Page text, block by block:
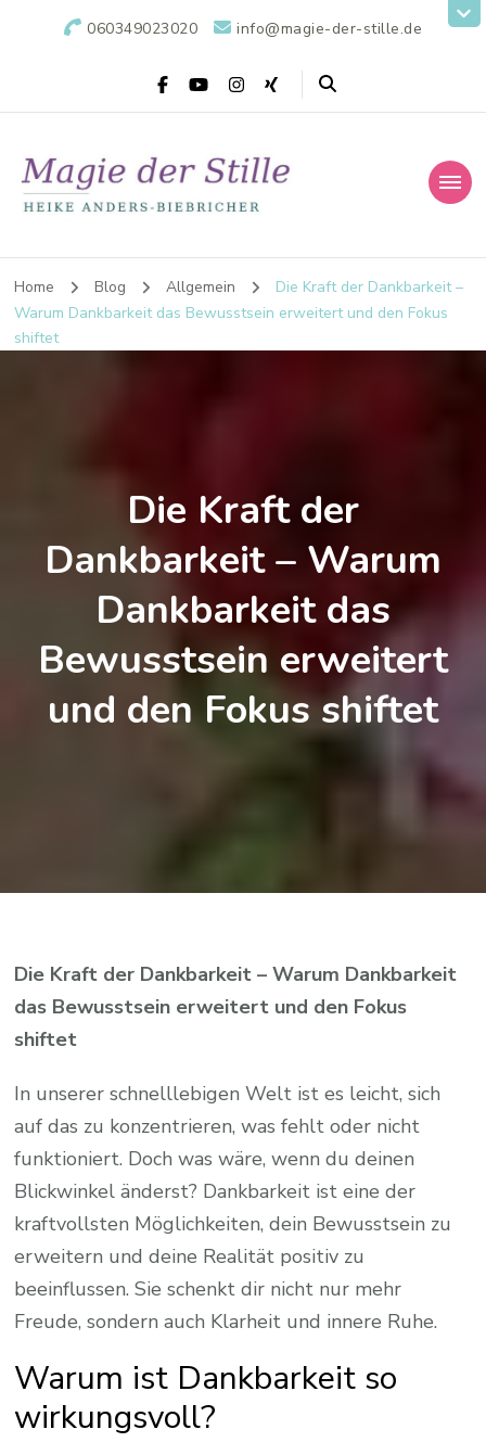
060349023020 info@magie-der-stille.de
Home Blog Allgemein
Die Kraft der Dankbarkeit –
Warum Dankbarkeit das Bewusstsein erweitert und den Fokus
shiftet
Die Kraft der
Dankbarkeit – Warum
Dankbarkeit das
Bewusstsein erweitert
und den Fokus shiftet
Die Kraft der Dankbarkeit – Warum Dankbarkeit
das Bewusstsein erweitert und den Fokus
shiftet
In unserer schnelllebigen Welt ist es leicht, sich
auf das zu konzentrieren, was fehlt oder nicht
funktioniert. Doch was wäre, wenn du deinen
Blickwinkel änderst? Dankbarkeit ist eine der
kraftvollsten Möglichkeiten, dein Bewusstsein zu
erweitern und deine Realität positiv zu
beeinflussen. Sie schenkt dir nicht nur mehr
Freude, sondern auch Klarheit und innere Ruhe.
Warum ist Dankbarkeit so
wirkungsvoll?